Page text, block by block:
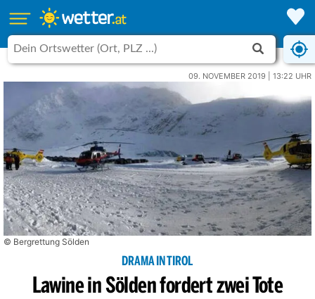
09. NOVEMBER 2019 | 13:22 UHR
© Bergrettung Sölden
DRAMA IN TIROL
Lawine in Sölden fordert zwei Tote